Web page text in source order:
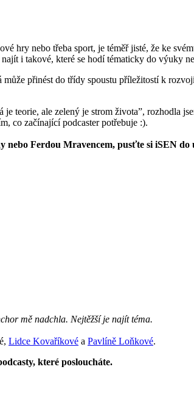
hry nebo třeba sport, je téměř jisté, že ke
i takové, které se hodí tématicky do výuky
může přinést do třídy spoustu příležitostí k
je teorie, ale zelený je strom života”,
co začínající podcaster potřebuje :).
nebo Ferdou Mravencem, pusťte si iSEN do
mě nadchla. Nejtěžší je najít téma.
, Lidce Kovaříkové a Pavlíně Loňkové.
které posloucháte.